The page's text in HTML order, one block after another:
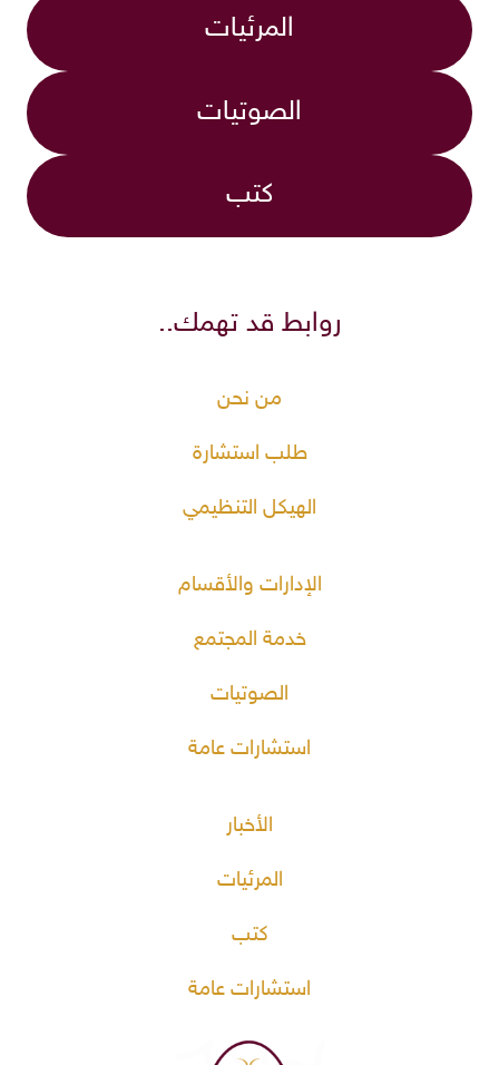
المرئيات
الصوتيات
كتب
روابط قد تهمك..
من نحن
طلب استشارة
الهيكل التنظيمي
الإدارات والأقسام
خدمة المجتمع
الصوتيات
استشارات عامة
الأخبار
المرئيات
كتب
استشارات عامة